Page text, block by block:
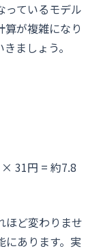
っているモデル
が複雑になり
ましょう。
31円 = 約7.8
ほど変わりませ
にあります。実